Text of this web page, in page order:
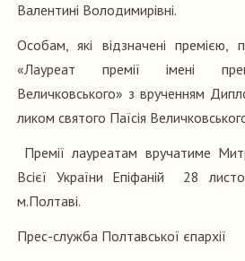
Валентині Володимирівні.
Особам, які відзначені премією,
«Лауреат премії імені
Величковського» з врученням
ликом святого Паїсія
Премії лауреатам вручатиме
Всієї України Епіфаній 28
м.Полтаві.
Прес-служба Полтавської єпархії